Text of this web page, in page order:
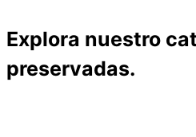
Explora nuestro
preservadas.